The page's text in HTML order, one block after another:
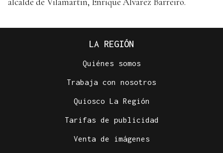
LA REGIÓN
Quiénes somos
Trabaja con nosotros
Quiosco La Región
Tarifas de publicidad
Venta de imágenes